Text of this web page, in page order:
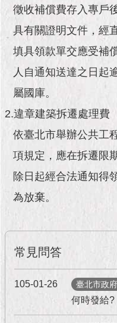
告
施
政
景
及
成
果
市
政
料
館
臺
北
主
徵收補償費存入專戶
具有關證明文件，經
填具領款單交應受補
人自通知送達之日起
屬國庫。
2.違章建築拆遷處理費
依臺北市舉辦公共工
項規定，應在拆遷限
除日起經合法通知得
為放棄。
常見問答
105-01-26 臺北市政
何時發給?